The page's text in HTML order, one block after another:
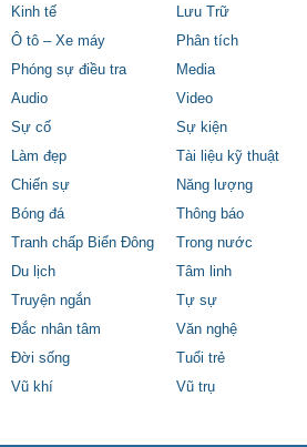
Kinh tế
Lưu Trữ
Ô tô – Xe máy
Phân tích
Phóng sự điều tra
Media
Audio
Video
Sự cố
Sự kiện
Làm đẹp
Tài liệu kỹ thuật
Chiến sự
Năng lượng
Bóng đá
Thông báo
Tranh chấp Biển Đông
Trong nước
Du lịch
Tâm linh
Truyện ngắn
Tự sự
Đắc nhân tâm
Văn nghệ
Đời sống
Tuổi trẻ
Vũ khí
Vũ trụ